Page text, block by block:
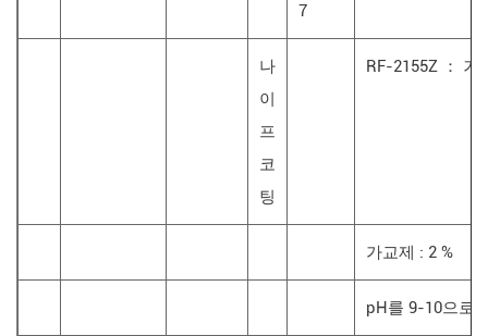
7
나
이
프
코
팅
RF-2155Z ： 거
가교제 : 2 %
pH를 9-10으로